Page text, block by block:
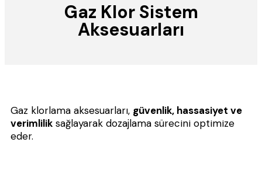
Gaz Klor Sistem
Aksesuarları
Gaz klorlama aksesuarları, güvenlik, hassasiyet ve
verimlilik sağlayarak dozajlama sürecini optimize
eder.